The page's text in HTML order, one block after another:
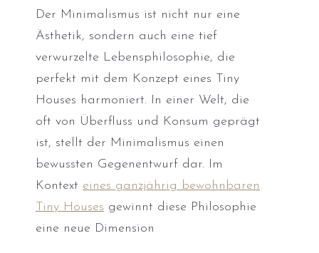
Der Minimalismus ist nicht nur eine
Ästhetik, sondern auch eine tief
verwurzelte Lebensphilosophie, die
perfekt mit dem Konzept eines Tiny
Houses harmoniert. In einer Welt, die
oft von Überfluss und Konsum geprägt
ist, stellt der Minimalismus einen
bewussten Gegenentwurf dar. Im
Kontext eines ganzjährig bewohnbaren
Tiny Houses gewinnt diese Philosophie
eine neue Dimension